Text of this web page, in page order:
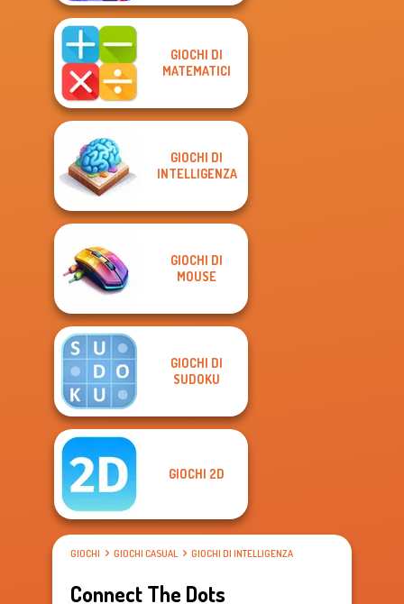
GIOCHI DI
MATEMATICI
GIOCHI DI
INTELLIGENZA
GIOCHI DI
MOUSE
GIOCHI DI
SUDOKU
GIOCHI 2D
GIOCHI GIOCHI CASUAL GIOCHI DI INTELLIGENZA
Connect The Dots